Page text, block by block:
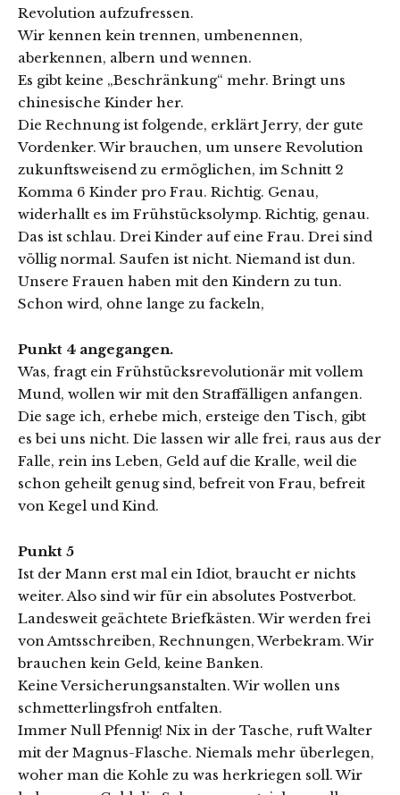
Revolution aufzufressen.
Wir kennen kein trennen, umbenennen,
aberkennen, albern und wennen.
Es gibt keine „Beschränkung“ mehr. Bringt uns
chinesische Kinder her.
Die Rechnung ist folgende, erklärt Jerry, der gute
Vordenker. Wir brauchen, um unsere Revolution
zukunftsweisend zu ermöglichen, im Schnitt 2
Komma 6 Kinder pro Frau. Richtig. Genau,
widerhallt es im Frühstücksolymp. Richtig, genau.
Das ist schlau. Drei Kinder auf eine Frau. Drei sind
völlig normal. Saufen ist nicht. Niemand ist dun.
Unsere Frauen haben mit den Kindern zu tun.
Schon wird, ohne lange zu fackeln,
Punkt 4 angegangen.
Was, fragt ein Frühstücksrevolutionär mit vollem
Mund, wollen wir mit den Straffälligen anfangen.
Die sage ich, erhebe mich, ersteige den Tisch, gibt
es bei uns nicht. Die lassen wir alle frei, raus aus der
Falle, rein ins Leben, Geld auf die Kralle, weil die
schon geheilt genug sind, befreit von Frau, befreit
von Kegel und Kind.
Punkt 5
Ist der Mann erst mal ein Idiot, braucht er nichts
weiter. Also sind wir für ein absolutes Postverbot.
Landesweit geächtete Briefkästen. Wir werden frei
von Amtsschreiben, Rechnungen, Werbekram. Wir
brauchen kein Geld, keine Banken.
Keine Versicherungsanstalten. Wir wollen uns
schmetterlingsfroh entfalten.
Immer Null Pfennig! Nix in der Tasche, ruft Walter
mit der Magnus-Flasche. Niemals mehr überlegen,
woher man die Kohle zu was herkriegen soll. Wir